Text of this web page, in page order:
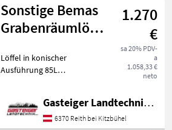
Sonstige Bemas
Grabenräumlöffel
1.270
€
sa 20% PDV-
a
1.058,33 €
neto
Löffel in konischer
Ausführung 85L
Građevinski strojevi Lopate
i kante
Gasteiger Landtechnik GmbH
6370 Reith bei Kitzbühel